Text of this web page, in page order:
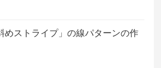
めストライプ」の線パターンの作